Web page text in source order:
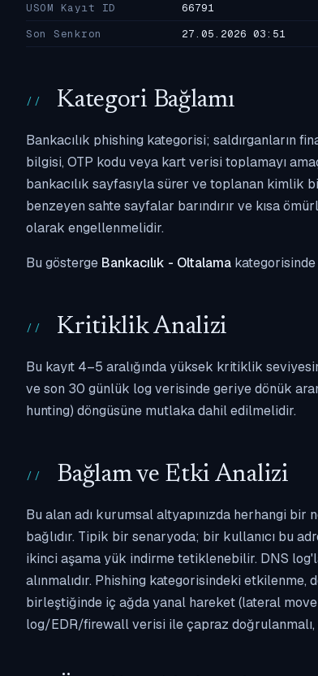
USOM Kayıt ID
66791
Son Senkron
27.05.2026 03:51
Kategori Bağlamı
Bankacılık phishing kategorisi; saldırganların
bilgisi, OTP kodu veya kart verisi toplamayı
bankacılık sayfasıyla sürer ve toplanan kimlik
benzeyen sahte sayfalar barındırır ve kısa
olarak engellenmelidir.
Bu gösterge Bankacılık - Oltalama kategorisinde
Kritiklik Analizi
Bu kayıt 4–5 aralığında yüksek kritiklik
ve son 30 günlük log verisinde geriye dönük
hunting) döngüsüne mutlaka dahil edilmelidir.
Bağlam ve Etki Analizi
Bu alan adı kurumsal altyapınızda herhangi
bağlıdır. Tipik bir senaryoda; bir kullanıcı bu
ikinci aşama yük indirme tetiklenebilir. DNS
alınmalıdır. Phishing kategorisindeki
birleştiğinde iç ağda yanal hareket (lateral
log/EDR/firewall verisi ile çapraz